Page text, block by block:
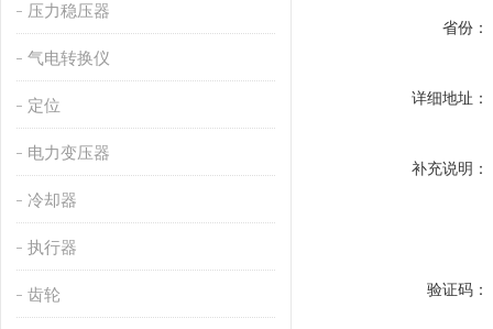
压力稳压器
气电转换仪
定位
电力变压器
冷却器
执行器
齿轮
省份：
详细地址：
补充说明：
验证码：